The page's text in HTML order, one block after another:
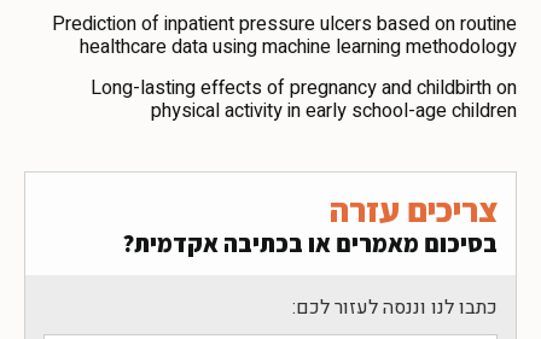
Prediction of inpatient pressure ulcers based on routine
healthcare data using machine learning methodology
Long-lasting effects of pregnancy and childbirth on
physical activity in early school-age children
צריכים עזרה
בסיכום מאמרים או בכתיבה אקדמית?
כתבו לנו וננסה לעזור לכם: